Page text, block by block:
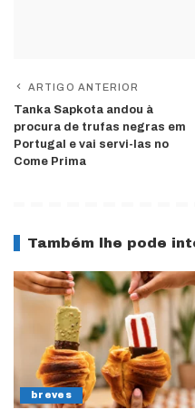
ARTIGO ANTERIOR
Tanka Sapkota andou à
procura de trufas negras em
Portugal e vai servi-las no
Come Prima
Também lhe pode
breves